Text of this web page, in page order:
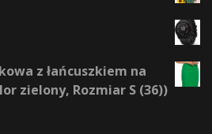
z łańcuszkiem na
zielony, Rozmiar S (36))